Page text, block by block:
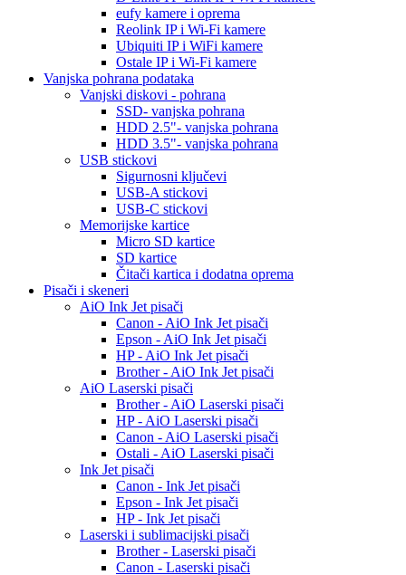
eufy kamere i oprema
Reolink IP i Wi-Fi kamere
Ubiquiti IP i WiFi kamere
Ostale IP i Wi-Fi kamere
Vanjska pohrana podataka
Vanjski diskovi - pohrana
SSD- vanjska pohrana
HDD 2.5"- vanjska pohrana
HDD 3.5"- vanjska pohrana
USB stickovi
Sigurnosni ključevi
USB-A stickovi
USB-C stickovi
Memorijske kartice
Micro SD kartice
SD kartice
Čitači kartica i dodatna oprema
Pisači i skeneri
AiO Ink Jet pisači
Canon - AiO Ink Jet pisači
Epson - AiO Ink Jet pisači
HP - AiO Ink Jet pisači
Brother - AiO Ink Jet pisači
AiO Laserski pisači
Brother - AiO Laserski pisači
HP - AiO Laserski pisači
Canon - AiO Laserski pisači
Ostali - AiO Laserski pisači
Ink Jet pisači
Canon - Ink Jet pisači
Epson - Ink Jet pisači
HP - Ink Jet pisači
Laserski i sublimacijski pisači
Brother - Laserski pisači
Canon - Laserski pisači